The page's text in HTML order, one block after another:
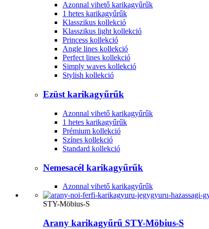
Azonnal vihető karikagyűrűk
1 hetes karikagyűrűk
Klasszikus kollekció
Klasszikus light kollekció
Princess kollekció
Angle lines kollekció
Perfect lines kollekció
Simply waves kollekció
Stylish kollekció
Ezüst karikagyűrűk
Azonnal vihető karikagyűrűk
1 hetes karikagyűrűk
Prémium kollekció
Színes kollekció
Standard kollekció
Nemesacél karikagyűrűk
Azonnal vihető karikagyűrűk
STY-Möbius-S
Arany karikagyűrű STY-Möbius-S